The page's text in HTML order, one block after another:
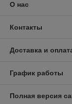
О нас
Контакты
Доставка и
График работы
Полная версия